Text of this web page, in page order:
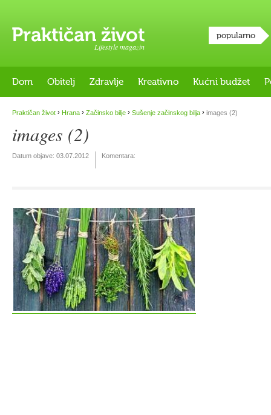
Lifestyle magazin
popularno
Dom Obitelj Zdravlje Kreativno Kućni budžet
Praktičan život › Hrana › Začinsko bilje › Sušenje začinskog bilja › images (2)
images (2)
Datum objave: 03.07.2012 Komentara: